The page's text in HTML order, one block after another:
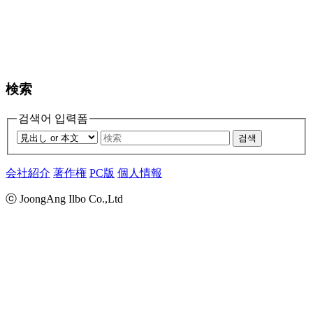
検索
검색어 입력폼
검색
会社紹介 著作権 PC版 個人情報
ⓒ JoongAng Ilbo Co.,Ltd